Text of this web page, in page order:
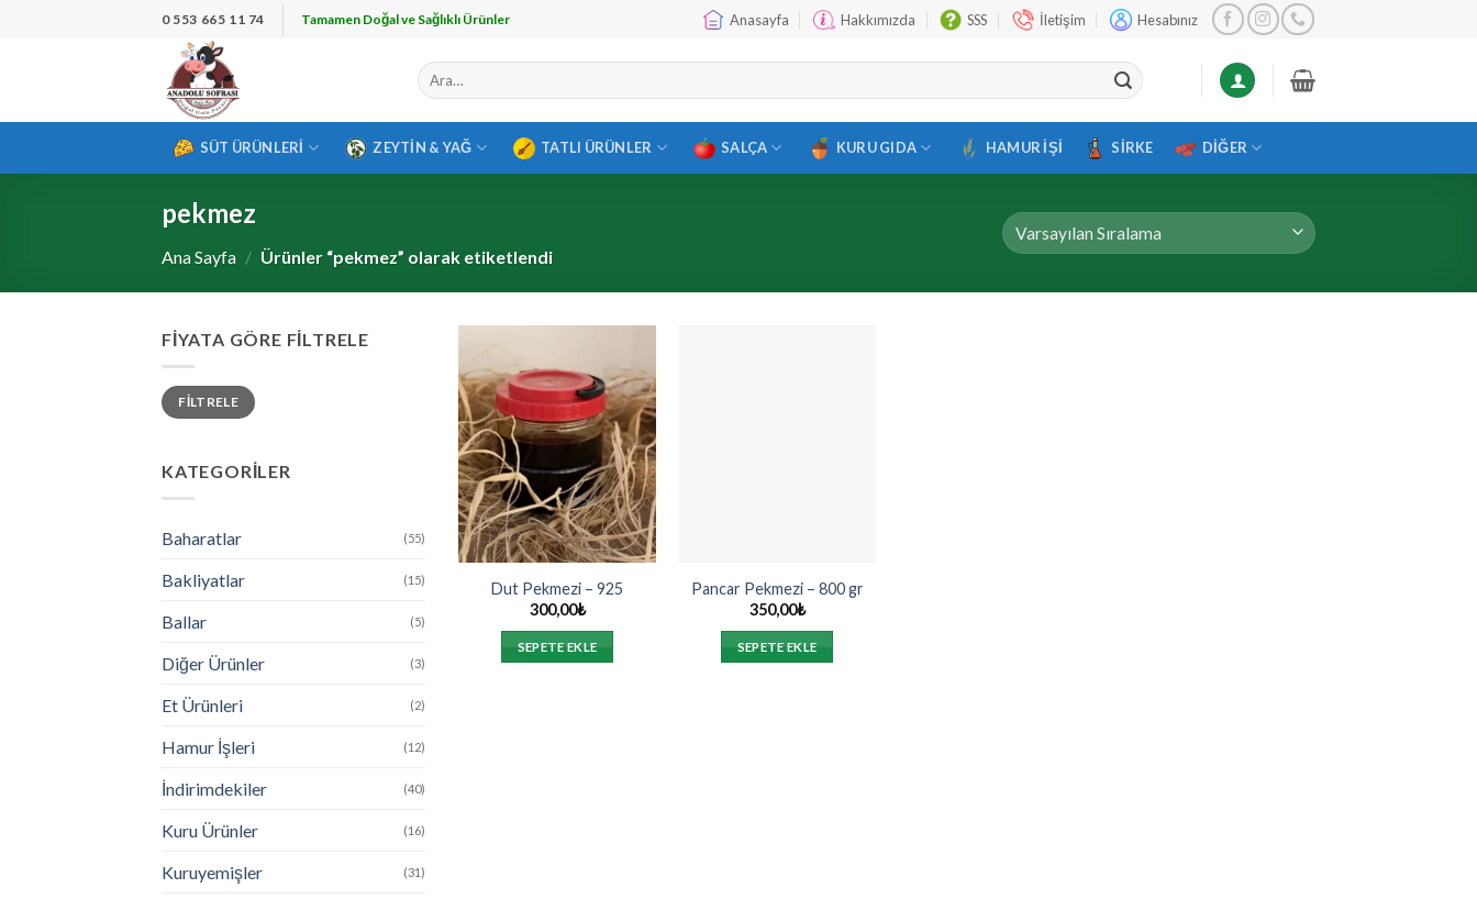
0 553 665 11 74 Tamamen Doğal ve Sağlıklı Ürünler Anasayfa Hakkımızda SSS İletişim Hesabınız
Ara:
SÜT ÜRÜNLERI ZEYTIN & YAĞ TATLI ÜRÜNLER SALÇA KURU GIDA HAMUR İŞI SIRKE DIĞER
pekmez
Ana Sayfa / Ürünler “pekmez” olarak etiketlendi
FIYATA GÖRE FILTRELE
En
düşük
fiyat
En
yüksek
fiyat
FILTRELE
KATEGORILER
Baharatlar (55)
Bakliyatlar (15)
Ballar (5)
Diğer Ürünler (3)
Et Ürünleri (2)
Hamur İşleri (12)
İndirimdekiler (40)
Kuru Ürünler (16)
Kuruyemişler (31)
Dut Pekmezi – 925
300,00₺
SEPETE EKLE
Pancar Pekmezi – 800 gr
350,00₺
SEPETE EKLE